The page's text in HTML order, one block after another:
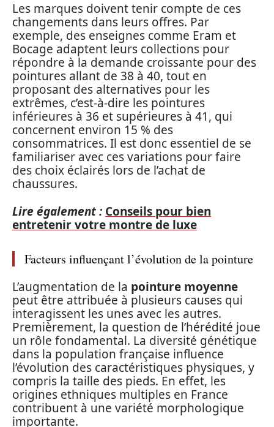
Les marques doivent tenir compte de ces
changements dans leurs offres. Par
exemple, des enseignes comme Eram et
Bocage adaptent leurs collections pour
répondre à la demande croissante pour des
pointures allant de 38 à 40, tout en
proposant des alternatives pour les
extrêmes, c’est-à-dire les pointures
inférieures à 36 et supérieures à 41, qui
concernent environ 15 % des
consommatrices. Il est donc essentiel de se
familiariser avec ces variations pour faire
des choix éclairés lors de l’achat de
chaussures.
Lire également : Conseils pour bien
entretenir votre montre de luxe
Facteurs influençant l’évolution de la pointure
L’augmentation de la pointure moyenne
peut être attribuée à plusieurs causes qui
interagissent les unes avec les autres.
Premièrement, la question de l’hérédité joue
un rôle fondamental. La diversité génétique
dans la population française influence
l’évolution des caractéristiques physiques, y
compris la taille des pieds. En effet, les
origines ethniques multiples en France
contribuent à une variété morphologique
importante.